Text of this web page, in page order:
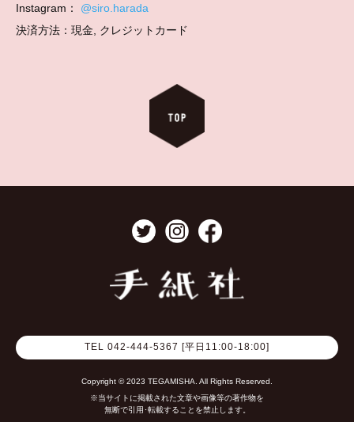
Instagram： @siro.harada
決済方法：現金, クレジットカード
TEL 042-444-5367 [平日11:00-18:00]
Copyright © 2023 TEGAMISHA. All Rights Reserved.
※当サイトに掲載された文章や画像等の著作物を
無断で引用･転載することを禁止します。